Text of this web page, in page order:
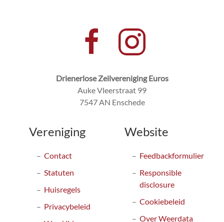
Drienerlose Zeilvereniging Euros
Auke Vleerstraat 99
7547 AN Enschede
Vereniging
Contact
Statuten
Huisregels
Privacybeleid
Website
Feedbackformulier
Responsible
disclosure
Cookiebeleid
Over Weerdata